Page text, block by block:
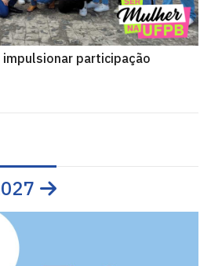
impulsionar participação